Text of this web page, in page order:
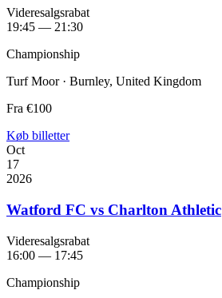
Videresalgsrabat
19:45 — 21:30
Championship
Turf Moor · Burnley, United Kingdom
Fra €100
Køb billetter
Oct
17
2026
Watford FC vs Charlton Athletic
Videresalgsrabat
16:00 — 17:45
Championship